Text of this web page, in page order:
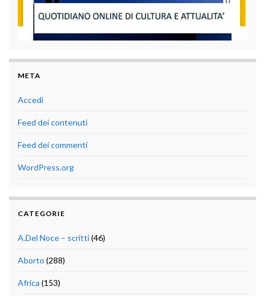
META
Accedi
Feed dei contenuti
Feed dei commenti
WordPress.org
CATEGORIE
A.Del Noce – scritti(46)
Aborto (288)
Africa (153)